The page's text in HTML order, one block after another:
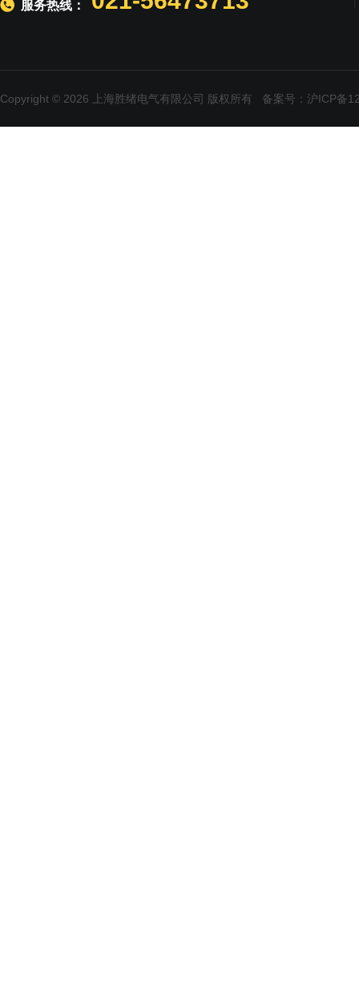
服务热线：
Copyright © 2026 上海胜绪电气有限公司 版权所有 备案号：沪ICP备